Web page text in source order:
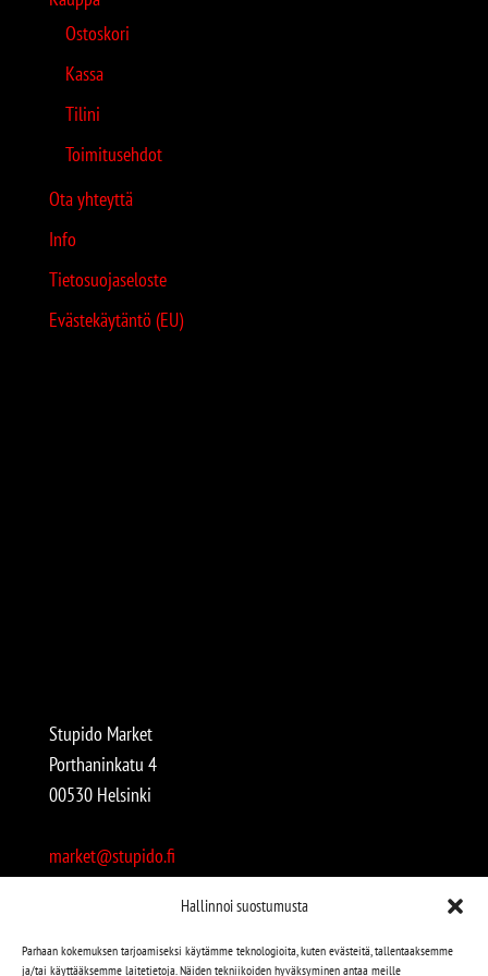
Hallinnoi suostumusta
Parhaan kokemuksen tarjoamiseksi käytämme teknologioita, kuten evästeitä, tallentaaksemme
ja/tai käyttääksemme laitetietoja. Näiden tekniikoiden hyväksyminen antaa meille
Ostoskori
Kassa
Tilini
Toimitusehdot
Ota yhteyttä
Info
Tietosuojaseloste
Evästekäytäntö (EU)
Stupido Market
Porthaninkatu 4
00530 Helsinki
market@stupido.fi
Avoinna: